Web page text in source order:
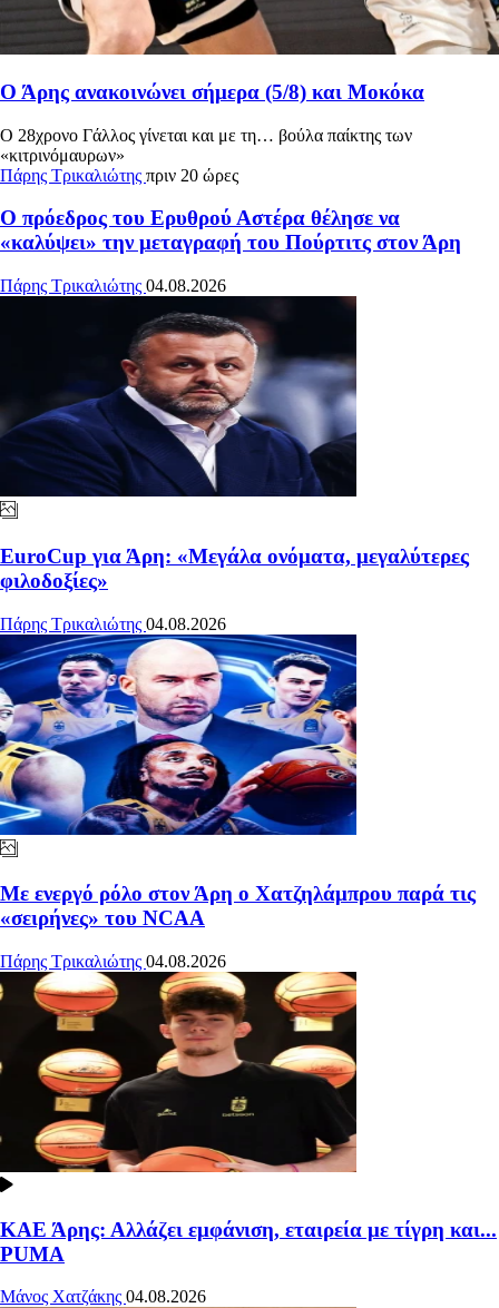
Ο Άρης ανακοινώνει σήμερα (5/8) και Μοκόκα
Ο 28χρονο Γάλλος γίνεται και με τη… βούλα παίκτης των
«κιτρινόμαυρων»
Πάρης Τρικαλιώτης πριν 20 ώρες
Ο πρόεδρος του Ερυθρού Αστέρα θέλησε να
«καλύψει» την μεταγραφή του Πούρτιτς στον Άρη
Πάρης Τρικαλιώτης 04.08.2026
EuroCup για Άρη: «Μεγάλα ονόματα, μεγαλύτερες
φιλοδοξίες»
Πάρης Τρικαλιώτης 04.08.2026
Με ενεργό ρόλο στον Άρη ο Χατζηλάμπρου παρά τις
«σειρήνες» του NCAA
Πάρης Τρικαλιώτης 04.08.2026
ΚΑΕ Άρης: Αλλάζει εμφάνιση, εταιρεία με τίγρη και...
PUMA
Μάνος Χατζάκης 04.08.2026